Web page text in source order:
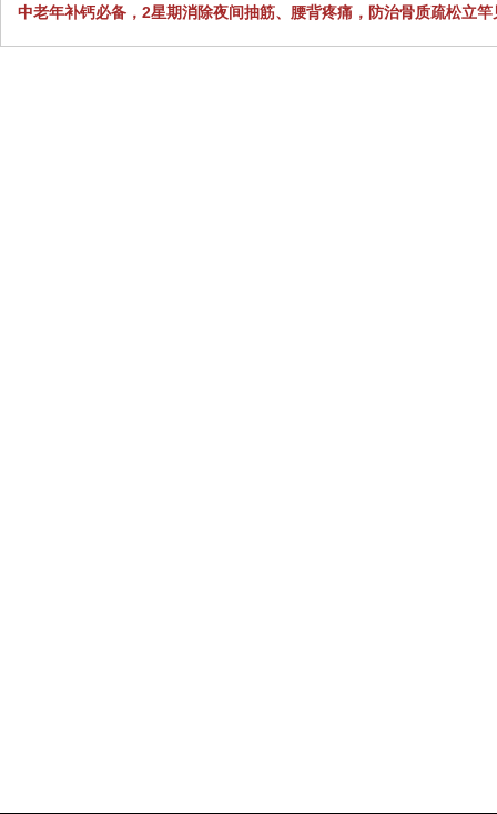
中老年补钙必备，2星期消除夜间抽筋、腰背疼痛，防治骨质疏松立竿